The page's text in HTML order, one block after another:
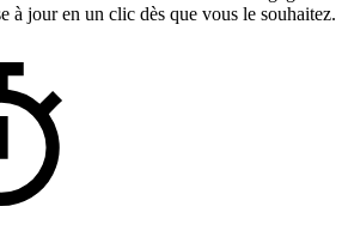
à jour en un clic dès que vous le souhaitez.